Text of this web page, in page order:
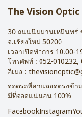
The Vision Optic
30 ถนนนิมมานเหมินทร์
จ.เชียงใหม่ 50200
เวลาเปิดทำการ 10.00-
โทรศัพท์ : 052-010232,
อีเมล :
จอดรถที่ลานจอดตรงข้า
มีที่จอดแน่นอน 100%
FacebookInstagram